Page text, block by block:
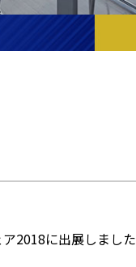
2018に出展しました